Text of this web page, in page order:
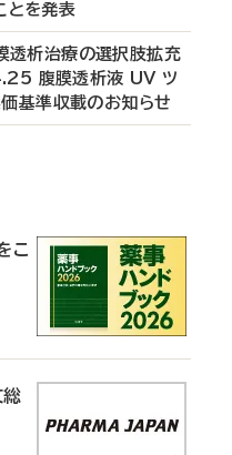
とを発表
析治療の選択肢拡充
腹膜透析液 UV ツ
基準収載のお知らせ
こ
総